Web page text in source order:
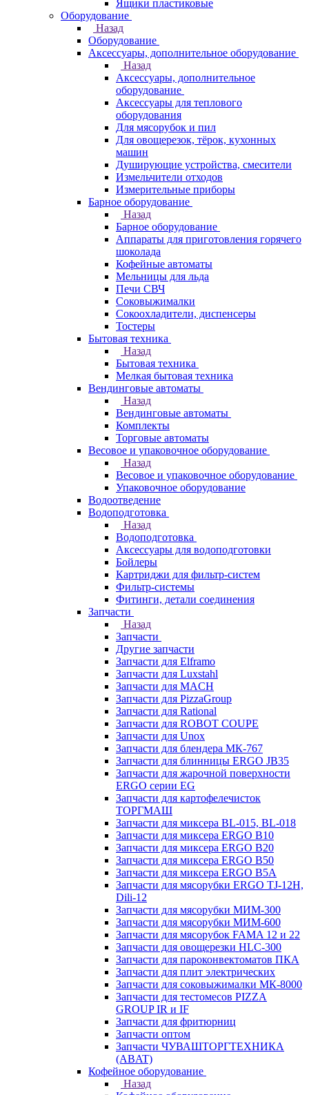
Ящики пластиковые
Оборудование
Назад
Оборудование
Аксессуары, дополнительное оборудование
Назад
Аксессуары, дополнительное
оборудование
Аксессуары для теплового
оборудования
Для мясорубок и пил
Для овощерезок, тёрок, кухонных
машин
Душирующие устройства, смесители
Измельчители отходов
Измерительные приборы
Барное оборудование
Назад
Барное оборудование
Аппараты для приготовления горячего
шоколада
Кофейные автоматы
Мельницы для льда
Печи СВЧ
Соковыжималки
Сокоохладители, диспенсеры
Тостеры
Бытовая техника
Назад
Бытовая техника
Мелкая бытовая техника
Вендинговые автоматы
Назад
Вендинговые автоматы
Комплекты
Торговые автоматы
Весовое и упаковочное оборудование
Назад
Весовое и упаковочное оборудование
Упаковочное оборудование
Водоотведение
Водоподготовка
Назад
Водоподготовка
Аксессуары для водоподготовки
Бойлеры
Картриджи для фильтр-систем
Фильтр-системы
Фитинги, детали соединения
Запчасти
Назад
Запчасти
Другие запчасти
Запчасти для Elframo
Запчасти для Luxstahl
Запчасти для MACH
Запчасти для PizzaGroup
Запчасти для Rational
Запчасти для ROBOT COUPE
Запчасти для Unox
Запчасти для блендера МК-767
Запчасти для блинницы ERGO JB35
Запчасти для жарочной поверхности
ERGO серии EG
Запчасти для картофелечисток
ТОРГМАШ
Запчасти для миксера BL-015, BL-018
Запчасти для миксера ERGO B10
Запчасти для миксера ERGO B20
Запчасти для миксера ERGO B50
Запчасти для миксера ERGO B5A
Запчасти для мясорубки ERGO TJ-12H,
Dili-12
Запчасти для мясорубки МИМ-300
Запчасти для мясорубки МИМ-600
Запчасти для мясорубок FAMA 12 и 22
Запчасти для овощерезки HLC-300
Запчасти для пароконвектоматов ПКА
Запчасти для плит электрических
Запчасти для соковыжималки МК-8000
Запчасти для тестомесов PIZZA
GROUP IR и IF
Запчасти для фритюрниц
Запчасти оптом
Запчасти ЧУВАШТОРГТЕХНИКА
(ABAT)
Кофейное оборудование
Назад